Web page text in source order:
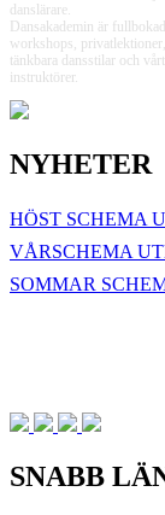
danslärare.
Dansakademin är
workshops,
tänkbara dansstilar och
instruktörer.
NYHETER
HÖST SCHEMA
VÅRSCHEMA
SOMMAR
SNABB